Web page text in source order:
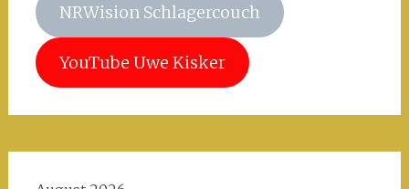
NRWision Schlagercouch
YouTube Uwe Kisker